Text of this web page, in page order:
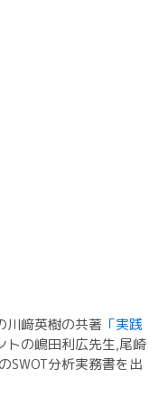
川﨑英樹の共著 「実践
トの嶋田利広先生,尾崎
SWOT分析実務書を出